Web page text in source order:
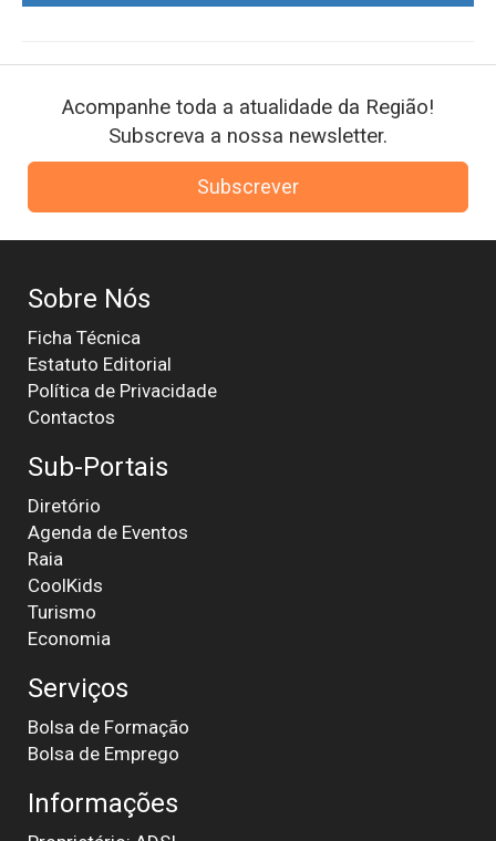
Acompanhe toda a atualidade da Região!
Subscreva a nossa newsletter.
Subscrever
Sobre Nós
Ficha Técnica
Estatuto Editorial
Política de Privacidade
Contactos
Sub-Portais
Diretório
Agenda de Eventos
Raia
CoolKids
Turismo
Economia
Serviços
Bolsa de Formação
Bolsa de Emprego
Informações